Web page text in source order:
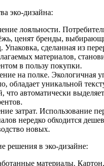
эко-дизайна:
лояльности.
ценят бренды,
Упаковка, сделанная из
материалов,
в пользу покупки.
на полке. Экологичная
обладает уникальной
что автоматически
затрат. Использование
нередко обходится
новых.
решения в эко-дизайне:
материалы.